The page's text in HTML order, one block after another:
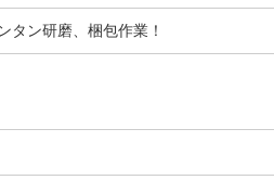
タン研磨、梱包作業！